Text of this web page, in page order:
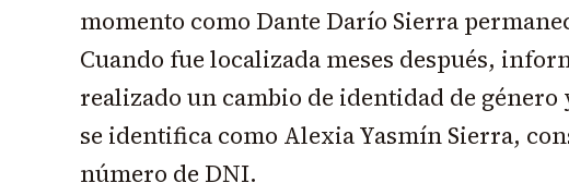
momento como Dante Darío Sierra
Cuando fue localizada meses después,
realizado un cambio de identidad de género
se identifica como Alexia Yasmín Sierra,
número de DNI.